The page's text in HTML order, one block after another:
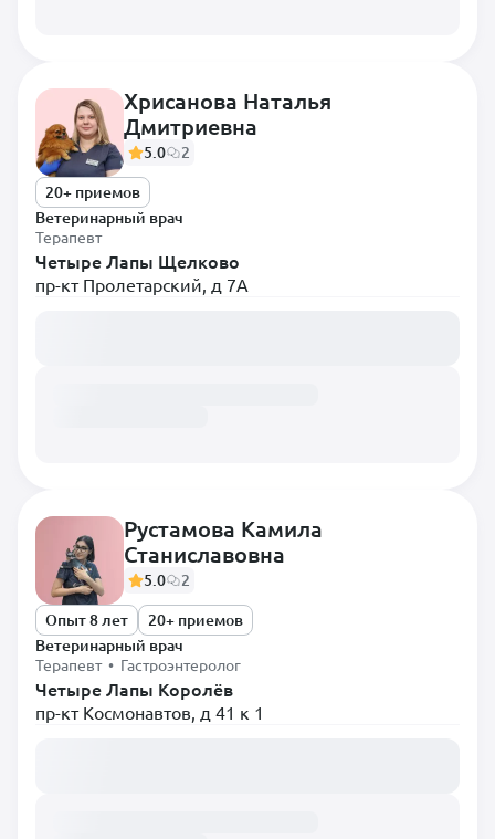
Инфекционист
Кардиолог
Невролог
Нефролог
Онколог
Орнитолог
Стоматолог
Терапевт
Травматолог
Уролог
Хирург
Хирург-эндоскопист
Хрисанова Наталья
Дмитриевна
5.0
2
20+ приемов
Ветеринарный врач
Терапевт
Четыре Лапы Щелково
пр-кт Пролетарский, д 7А
Рустамова Камила
Станиславовна
5.0
2
Опыт 8 лет
20+ приемов
Ветеринарный врач
Терапевт • Гастроэнтеролог
Четыре Лапы Королёв
пр-кт Космонавтов, д 41 к 1